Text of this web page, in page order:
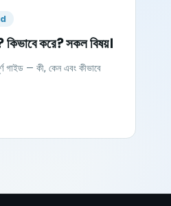
করে? সকল বিষয়।
— কী, কেন এবং কীভাবে